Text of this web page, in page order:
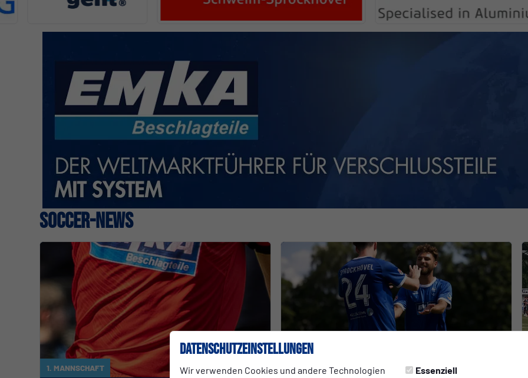
Datenschutzeinstellungen
Wir verwenden Cookies und andere Technologien
Essenziell
SOCCER-NEWS
1. MANNSCHAFT 1. MANNSCHAFT